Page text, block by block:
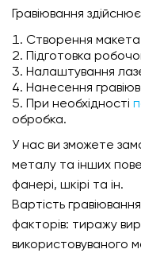
Гравіювання
Створення макета
Підготовка
Налаштування
Нанесення
При необхідності
обробка.
У нас ви зможете
металу та інших
фанері, шкірі та ін.
Вартість
факторів: тиражу
використовуваного